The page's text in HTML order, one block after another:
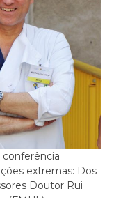
conferência
extremas: Dos
Doutor Rui